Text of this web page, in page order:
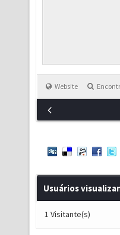
Website
Usuários
1 Visitante(s)